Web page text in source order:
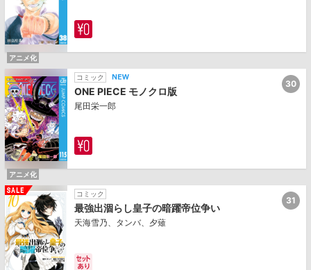
アニメ化
コミック
ONE PIECE モノクロ版
尾田栄一郎
30
アニメ化
コミック
最強出涸らし皇子の暗躍帝位争い
天海雪乃、タンバ、夕薙
31